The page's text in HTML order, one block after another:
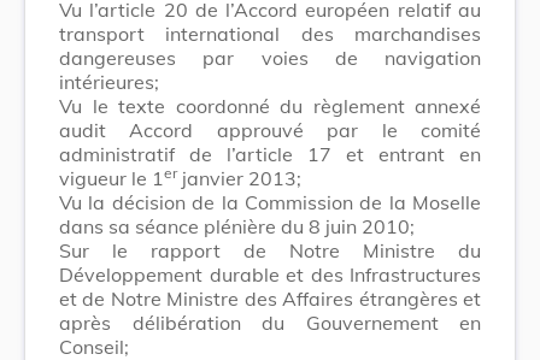
Vu l’article 20 de l’Accord européen relatif au
transport international des marchandises
dangereuses par voies de navigation
intérieures;
Vu le texte coordonné du règlement annexé
audit Accord approuvé par le comité
administratif de l’article 17 et entrant en
vigueur le 1 erjanvier 2013;
Vu la décision de la Commission de la Moselle
dans sa séance plénière du 8 juin 2010;
Sur le rapport de Notre Ministre du
Développement durable et des Infrastructures
et de Notre Ministre des Affaires étrangères et
après délibération du Gouvernement en
Conseil;